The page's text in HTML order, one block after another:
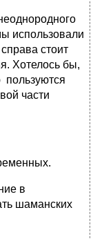
использовали
стоит
Хотелось бы,
пользуются
части
в
шаманских